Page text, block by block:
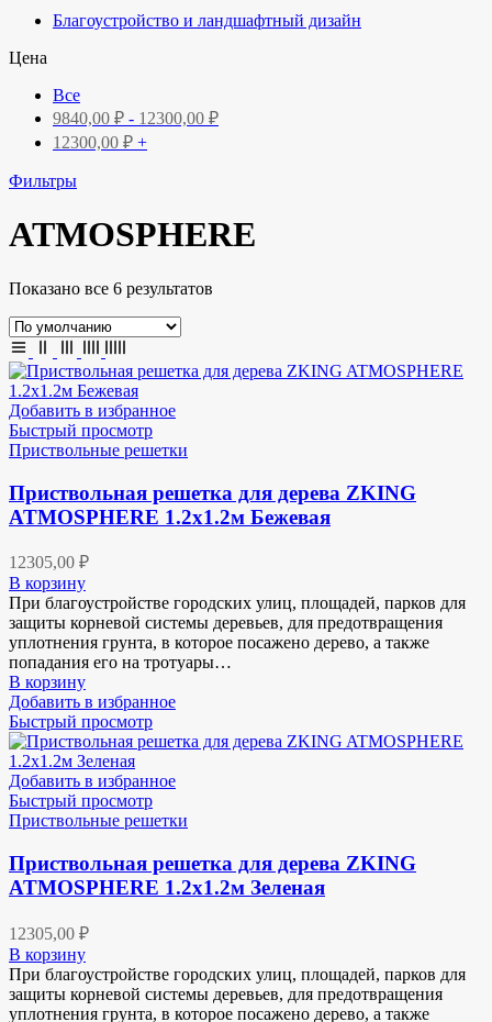
Благоустройство и ландшафтный дизайн
Цена
Все
9840,00 ₽ - 12300,00 ₽
12300,00 ₽ +
Фильтры
ATMOSPHERE
Показано все 6 результатов
Добавить в избранное
Быстрый просмотр
Приствольные решетки
Приствольная решетка для дерева ZKING
ATMOSPHERE 1.2х1.2м Бежевая
12305,00 ₽
В корзину
При благоустройстве городских улиц, площадей, парков для
защиты корневой системы деревьев, для предотвращения
уплотнения грунта, в которое посажено дерево, а также
попадания его на тротуары…
В корзину
Добавить в избранное
Быстрый просмотр
Добавить в избранное
Быстрый просмотр
Приствольные решетки
Приствольная решетка для дерева ZKING
ATMOSPHERE 1.2х1.2м Зеленая
12305,00 ₽
В корзину
При благоустройстве городских улиц, площадей, парков для
защиты корневой системы деревьев, для предотвращения
уплотнения грунта, в которое посажено дерево, а также